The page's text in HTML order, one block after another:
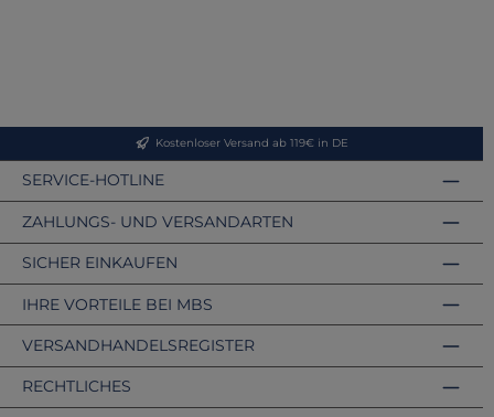
Kostenloser Versand ab 119€ in DE
SERVICE-HOTLINE
ZAHLUNGS- UND VERSANDARTEN
VERSANDHANDELSREGISTER
SICHER EINKAUFEN
IHRE VORTEILE BEI MBS
RECHTLICHES